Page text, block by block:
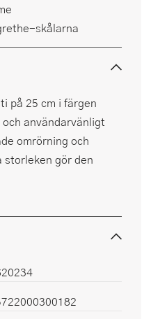
skålarna
på 25 cm i färgen
användarvänligt
omrörning och
storleken gör den